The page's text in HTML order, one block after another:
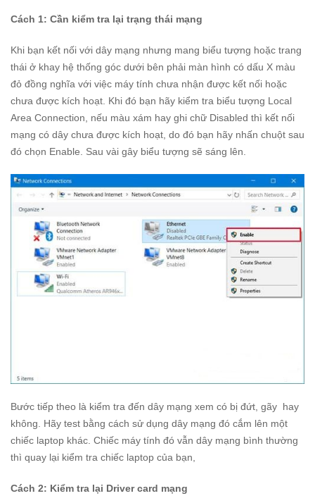
Cách 1: Cần kiểm tra lại trạng thái mạng
Khi bạn kết nối với dây mạng nhưng mang biểu tượng hoặc trang
thái ở khay hệ thống góc dưới bên phải màn hình có dấu X màu
đỏ đồng nghĩa với việc máy tính chưa nhận được kết nối hoặc
chưa được kích hoạt. Khi đó bạn hãy kiểm tra biểu tượng Local
Area Connection, nếu màu xám hay ghi chữ Disabled thì kết nối
mạng có dây chưa được kích hoạt, do đó bạn hãy nhấn chuột sau
đó chọn Enable. Sau vài gây biểu tượng sẽ sáng lên.
Bước tiếp theo là kiểm tra đến dây mạng xem có bị đứt, gãy hay
không. Hãy test bằng cách sử dụng dây mạng đó cắm lên một
chiếc laptop khác. Chiếc máy tính đó vẫn dây mạng bình thường
thì quay lại kiểm tra chiếc laptop của bạn,
Cách 2: Kiểm tra lại Driver card mạng